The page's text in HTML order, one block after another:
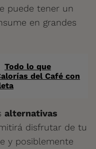
puede tener un
en grandes
Todo lo que
del Café con
alternativas
disfrutar de tu
y posiblemente